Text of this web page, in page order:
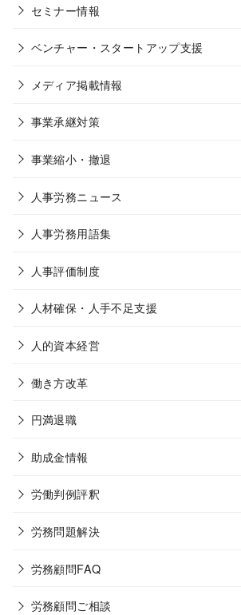
セミナー情報
ベンチャー・スタートアップ支援
メディア掲載情報
事業承継対策
事業縮小・撤退
人事労務ニュース
人事労務用語集
人事評価制度
人材確保・人手不足支援
人的資本経営
働き方改革
円満退職
助成金情報
労働判例評釈
労務問題解決
労務顧問FAQ
労務顧問ご相談